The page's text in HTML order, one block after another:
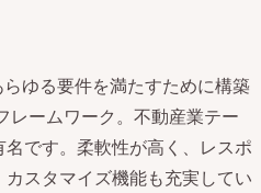
ゆる要件を満たすために構築
ームワーク。不動産業テー
です。柔軟性が高く、レスポ
スタマイズ機能も充実してい